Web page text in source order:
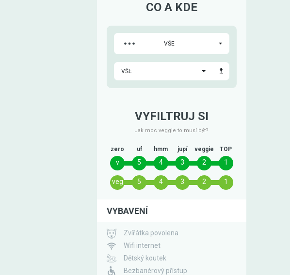
CO A KDE
VŠE
VŠE
VYFILTRUJ SI
Jak moc veggie to musí být?
zero uf hmm jupí veggie TOP
v 5 4 3 2 1
veg 5 4 3 2 1
VYBAVENÍ
Zvířátka povolena
Wifi internet
Dětský koutek
Bezbariérový přístup